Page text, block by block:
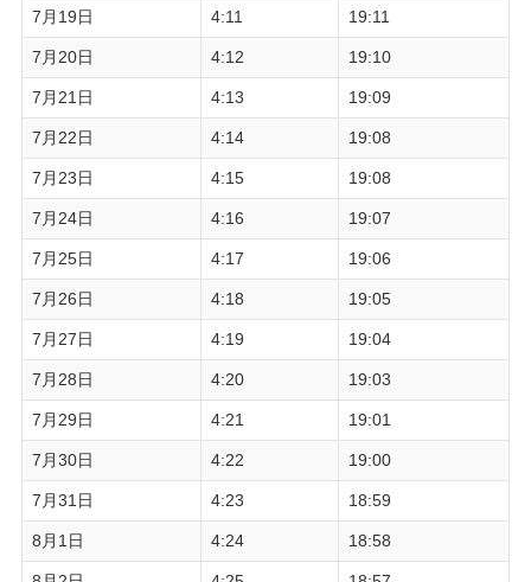
7月19日 4:11 19:11
7月20日 4:12 19:10
7月21日 4:13 19:09
7月22日 4:14 19:08
7月23日 4:15 19:08
7月24日 4:16 19:07
7月25日 4:17 19:06
7月26日 4:18 19:05
7月27日 4:19 19:04
7月28日 4:20 19:03
7月29日 4:21 19:01
7月30日 4:22 19:00
7月31日 4:23 18:59
8月1日 4:24 18:58